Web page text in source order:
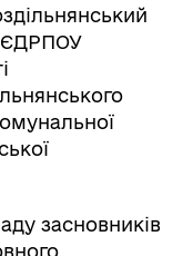
ЄДРПОУ
засновників